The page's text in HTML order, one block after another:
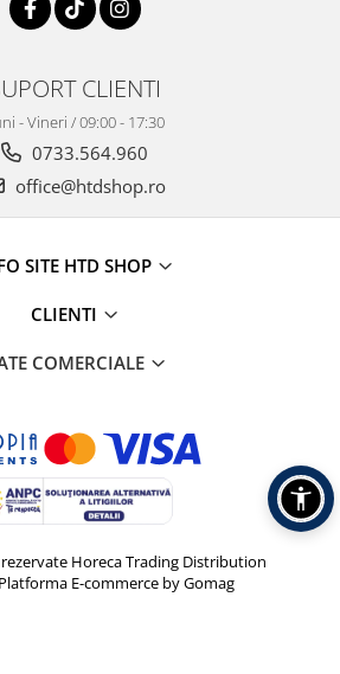
CLIENTI
- Vineri / 09:00 - 17:30
0733.564.960
office@htdshop.ro
SITE HTD SHOP
CLIENTI
COMERCIALE
Horeca Trading Distribution
Platforma E-commerce by Gomag